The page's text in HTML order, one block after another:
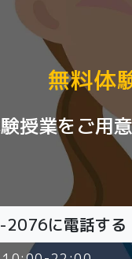
無料体
授業をご用
2076に電話する